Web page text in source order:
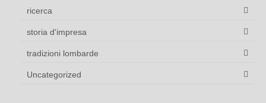
ricerca
storia d'impresa
tradizioni lombarde
Uncategorized